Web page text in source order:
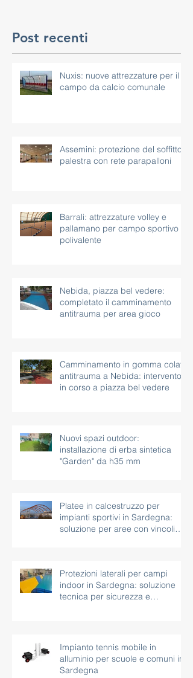
Post recenti
Nuxis: nuove attrezzature per il
campo da calcio comunale
Assemini: protezione del soffitto
palestra con rete parapalloni
Barrali: attrezzature volley e
pallamano per campo sportivo
polivalente
Nebida, piazza bel vedere:
completato il camminamento
antitrauma per area gioco
Camminamento in gomma colata
antitrauma a Nebida: intervento
in corso a piazza bel vedere
Nuovi spazi outdoor:
installazione di erba sintetica
"Garden" da h35 mm
Platee in calcestruzzo per
impianti sportivi in Sardegna:
soluzione per aree con vincoli
Protezioni laterali per campi
indoor in Sardegna: soluzione
tecnica per sicurezza e
Impianto tennis mobile in
alluminio per scuole e comuni in
Sardegna